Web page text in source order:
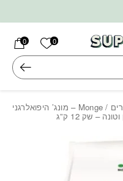
0 הרשימה
0
/ Monge – מונג’ היפואלרגני
– שק 12 ק”ג